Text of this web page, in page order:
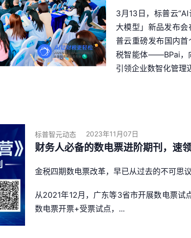
3月13日，标普云
大模型」新品发布
普云重磅发布国内
税智能体——BPai，
引领企业数智化管理
标普智元动态 2023年11月07日
财务人必备的数电票进阶期刊，速领
金税四期数电票改革，早已从过去的不可思
从2021年12月，广东等3省市开展数电票
数电票开票+受票试点，...